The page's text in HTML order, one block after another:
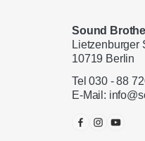
Sound
Lietzenburger
10719 Berlin
Tel 030 - 88
E-Mail: